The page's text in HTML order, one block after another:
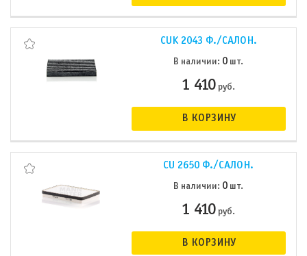
CUK 2043 Ф./САЛОН.
В наличии: 0 шт.
1 410 руб.
В КОРЗИНУ
CU 2650 Ф./САЛОН.
В наличии: 0 шт.
1 410 руб.
В КОРЗИНУ